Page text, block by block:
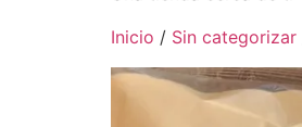
Inicio / Sin categorizar